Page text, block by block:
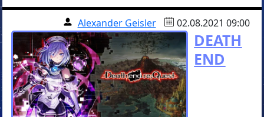
Alexander Geisler 02.08.2021 09:00
DEATH
END